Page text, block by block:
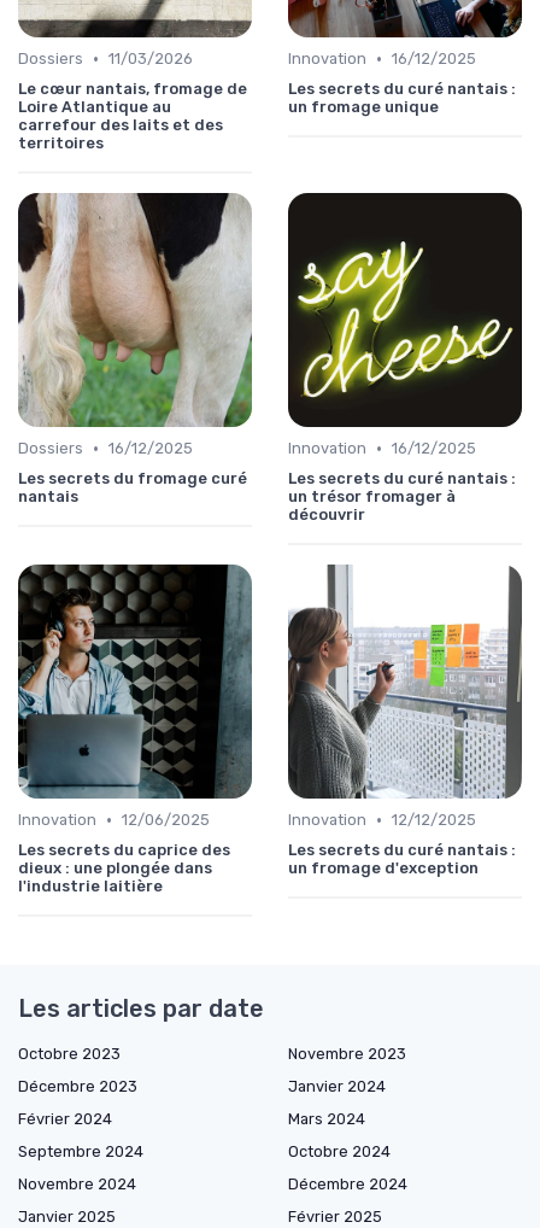
Dossiers • 11/03/2026
Le cœur nantais, fromage de
Loire Atlantique au
carrefour des laits et des
territoires
Innovation • 16/12/2025
Les secrets du curé nantais :
un fromage unique
Dossiers • 16/12/2025
Les secrets du fromage curé
nantais
Innovation • 16/12/2025
Les secrets du curé nantais :
un trésor fromager à
découvrir
Innovation • 12/06/2025
Les secrets du caprice des
dieux : une plongée dans
l'industrie laitière
Innovation • 12/12/2025
Les secrets du curé nantais :
un fromage d'exception
Les articles par date
Octobre 2023
Novembre 2023
Décembre 2023
Janvier 2024
Février 2024
Mars 2024
Septembre 2024
Octobre 2024
Novembre 2024
Décembre 2024
Janvier 2025
Février 2025